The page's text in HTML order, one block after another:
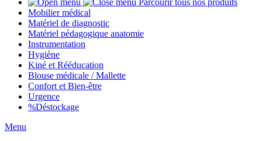
Parcourir tous nos produits
Mobilier médical
Matériel de diagnostic
Matériel pédagogique anatomie
Instrumentation
Hygiène
Kiné et Rééducation
Blouse médicale / Mallette
Confort et Bien-être
Urgence
%Déstockage
Menu